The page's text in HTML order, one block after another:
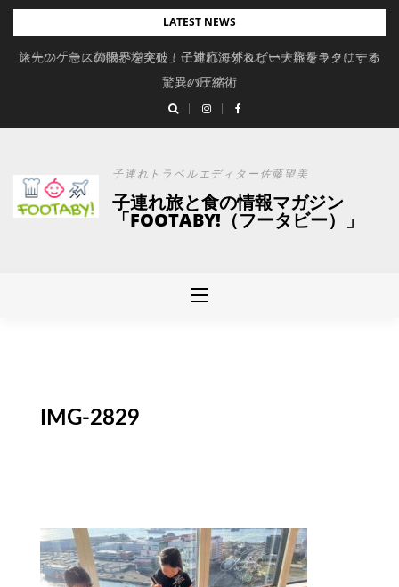
Skip
content
LATEST NEWS
旅先の「急に荷物が増えた」に対応。ずれない大容量キャリーオ
ンバッグ
スーツケースの限界を突破！子連れ海外＆ビーチ旅をラクにする
驚異の圧縮術
子連れトラベルエディター佐藤望美
子連れ旅と食の情報マガジン
「FOOTABY!（フータビー）」
IMG-2829